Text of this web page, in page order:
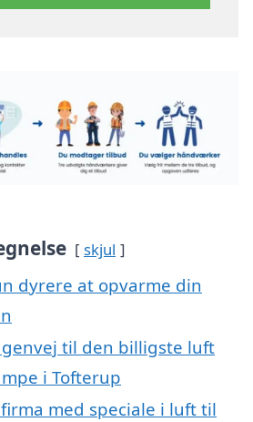
skjul
dyrere at opvarme din
til den billigste luft
i Tofterup
med speciale i luft til